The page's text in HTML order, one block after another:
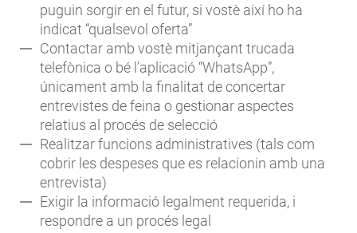
puguin sorgir en el futur, si vostè així ho ha
indicat “qualsevol oferta”
Contactar amb vostè mitjançant trucada
telefònica o bé l’aplicació “WhatsApp”,
únicament amb la finalitat de concertar
entrevistes de feina o gestionar aspectes
relatius al procés de selecció
Realitzar funcions administratives (tals com
cobrir les despeses que es relacionin amb una
entrevista)
Exigir la informació legalment requerida, i
respondre a un procés legal